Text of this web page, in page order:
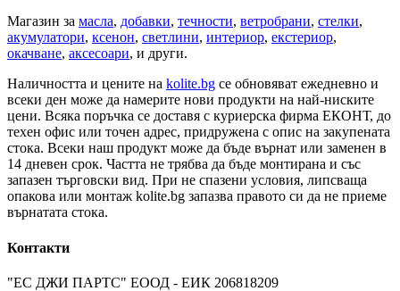
Магазин за масла, добавки, течности, ветробрани, стелки,
акумулатори, ксенон, светлини, интериор, екстериор,
окачване, аксесоари, и други.
Наличността и цените на kolite.bg се обновяват ежедневно и
всеки ден може да намерите нови продукти на най-ниските
цени. Всяка поръчка се доставя с куриерска фирма ЕКОНТ, до
техен офис или точен адрес, придружена с опис на закупената
стока. Всеки наш продукт може да бъде върнат или заменен в
14 дневен срок. Частта не трябва да бъде монтирана и със
запазен търговски вид. При не спазени условия, липсваща
опакова или монтаж kolite.bg запазва правото си да не приеме
върнатата стока.
Контакти
"ЕС ДЖИ ПАРТС" ЕООД - ЕИК 206818209